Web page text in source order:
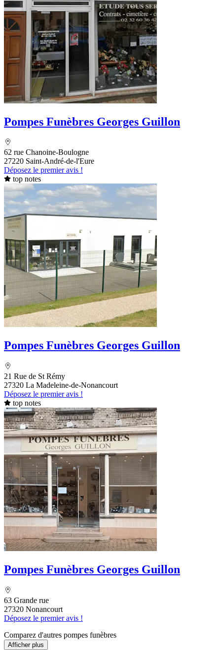
Pompes Funèbres Georges Guillon
62 rue Chanoine-Boulogne
27220 Saint-André-de-l'Eure
Déposez le premier avis !
top notes
Pompes Funèbres Georges Guillon
21 Rue de St Rémy
27320 La Madeleine-de-Nonancourt
Déposez le premier avis !
top notes
Pompes Funèbres Georges Guillon
63 Grande rue
27320 Nonancourt
Déposez le premier avis !
Comparez d'autres pompes funèbres
Afficher plus